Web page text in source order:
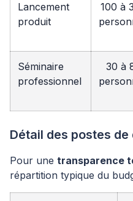
Lancement
produit
100 à
Séminaire
professionnel
30 à
Détail des postes de
Pour une transparence
répartition typique du